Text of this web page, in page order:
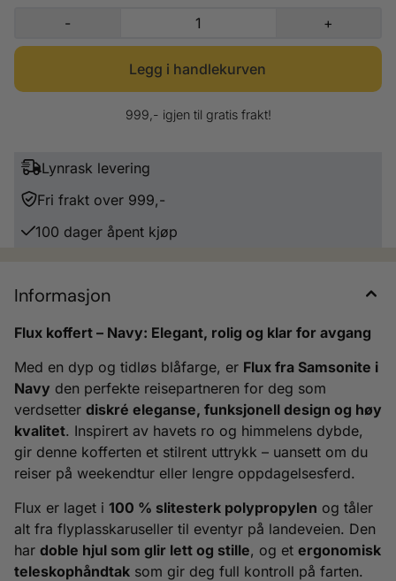
forretningsreise som på ferie. Spesifikasjoner: – Volum: 100–115 liter –
Materiale: 100 % polypropylen (Propex, Tyskland) – Hjul: 4 doble hjul –
Garanti: 5 års global garanti Flux – for deg som reiser smart, stilig og
- +
999,- igjen til gratis frakt!
Lynrask levering
Fri frakt over 999,-
100 dager åpent kjøp
Informasjon
Flux koffert – Navy: Elegant, rolig og klar for avgang
Med en dyp og tidløs blåfarge, er Flux fra Samsonite i
Navy den perfekte reisepartneren for deg som
verdsetter diskré eleganse, funksjonell design og høy
kvalitet. Inspirert av havets ro og himmelens dybde,
gir denne kofferten et stilrent uttrykk – uansett om du
reiser på weekendtur eller lengre oppdagelsesferd.
Flux er laget i 100 % slitesterk polypropylen og tåler
alt fra flyplasskaruseller til eventyr på landeveien. Den
har doble hjul som glir lett og stille, og et ergonomisk
teleskophåndtak som gir deg full kontroll på farten.